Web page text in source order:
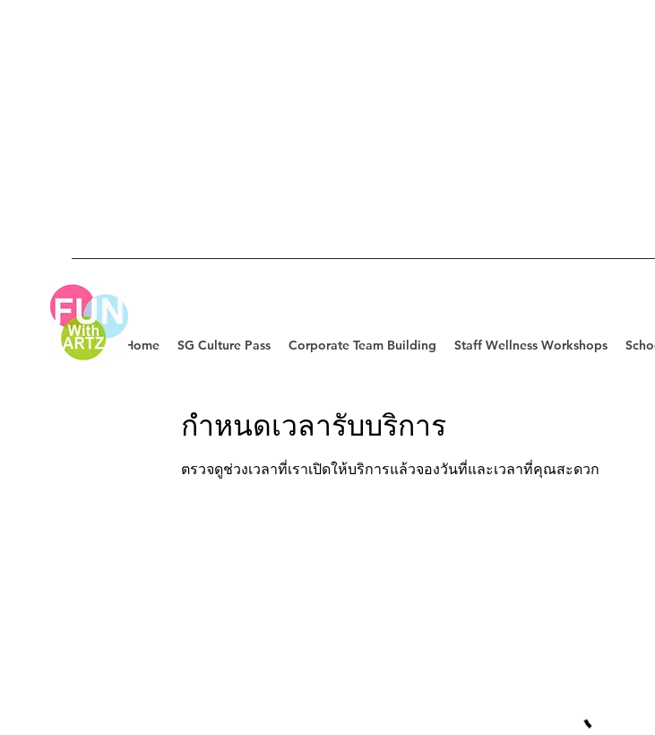
Home SG Culture Pass Corporate Team Building Staff Wellness Workshops
กำหนดเวลารับบริการ
ตรวจดูช่วงเวลาที่เราเปิดให้บริการแล้วจองวันที่และเวลาที่คุณสะดวก